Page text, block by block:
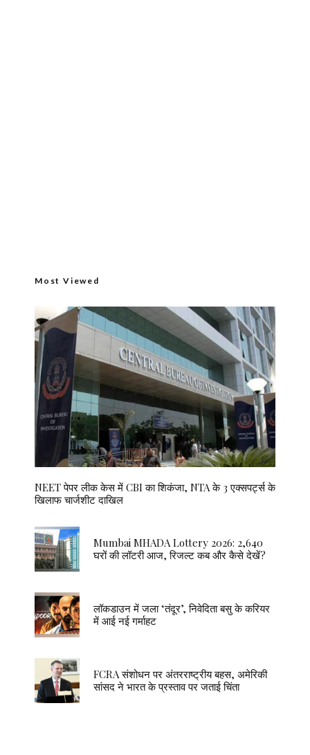
Most Viewed
NEET पेपर लीक केस में CBI का शिकंजा, NTA के 3 एक्सपर्ट्स के
खिलाफ चार्जशीट दाखिल
Mumbai MHADA Lottery 2026: 2,640
घरों की लॉटरी आज, रिजल्ट कब और कैसे देखें?
लॉकडाउन में जला ‘तंदूर’, निवेदिता बसु के करियर
में आई नई गर्माहट
FCRA संशोधन पर अंतरराष्ट्रीय बहस, अमेरिकी
सांसद ने भारत के प्रस्ताव पर जताई चिंता